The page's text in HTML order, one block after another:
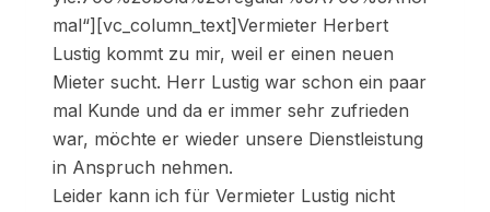
mal“][vc_column_text]Vermieter Herbert
Lustig kommt zu mir, weil er einen neuen
Mieter sucht. Herr Lustig war schon ein paar
mal Kunde und da er immer sehr zufrieden
war, möchte er wieder unsere Dienstleistung
in Anspruch nehmen.
Leider kann ich für Vermieter Lustig nicht